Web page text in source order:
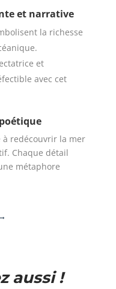
et narrative
la richesse
et
avec cet
à redécouvrir la mer
Chaque détail
métaphore
aussi !